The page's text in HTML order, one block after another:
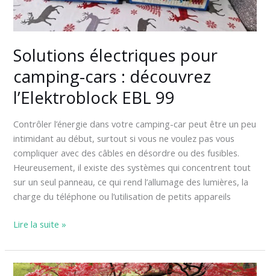
Solutions électriques pour
camping-cars : découvrez
l’Elektroblock EBL 99
Contrôler l’énergie dans votre camping-car peut être un peu
intimidant au début, surtout si vous ne voulez pas vous
compliquer avec des câbles en désordre ou des fusibles.
Heureusement, il existe des systèmes qui concentrent tout
sur un seul panneau, ce qui rend l’allumage des lumières, la
charge du téléphone ou l’utilisation de petits appareils
l’Elektroblock
EBL
Lire la suite »
Le